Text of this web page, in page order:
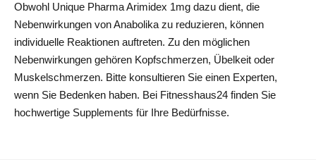
Obwohl Unique Pharma Arimidex 1mg dazu dient, die
Nebenwirkungen von Anabolika zu reduzieren, können
individuelle Reaktionen auftreten. Zu den möglichen
Nebenwirkungen gehören Kopfschmerzen, Übelkeit oder
Muskelschmerzen. Bitte konsultieren Sie einen Experten,
wenn Sie Bedenken haben. Bei Fitnesshaus24 finden Sie
hochwertige Supplements für Ihre Bedürfnisse.